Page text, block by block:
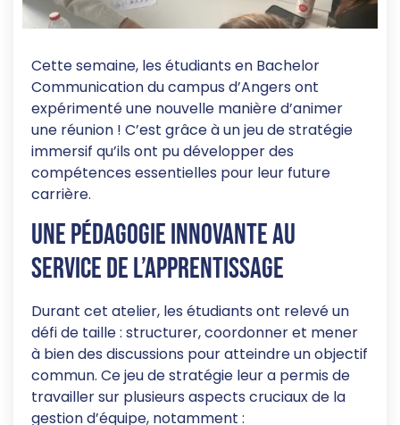
Cette semaine, les étudiants en Bachelor
Communication du campus d’Angers ont
expérimenté une nouvelle manière d’animer
une réunion ! C’est grâce à un jeu de stratégie
immersif qu’ils ont pu développer des
compétences essentielles pour leur future
carrière.
Une pédagogie innovante au
service de l’apprentissage
Durant cet atelier, les étudiants ont relevé un
défi de taille : structurer, coordonner et mener
à bien des discussions pour atteindre un objectif
commun. Ce jeu de stratégie leur a permis de
travailler sur plusieurs aspects cruciaux de la
gestion d’équipe, notamment :